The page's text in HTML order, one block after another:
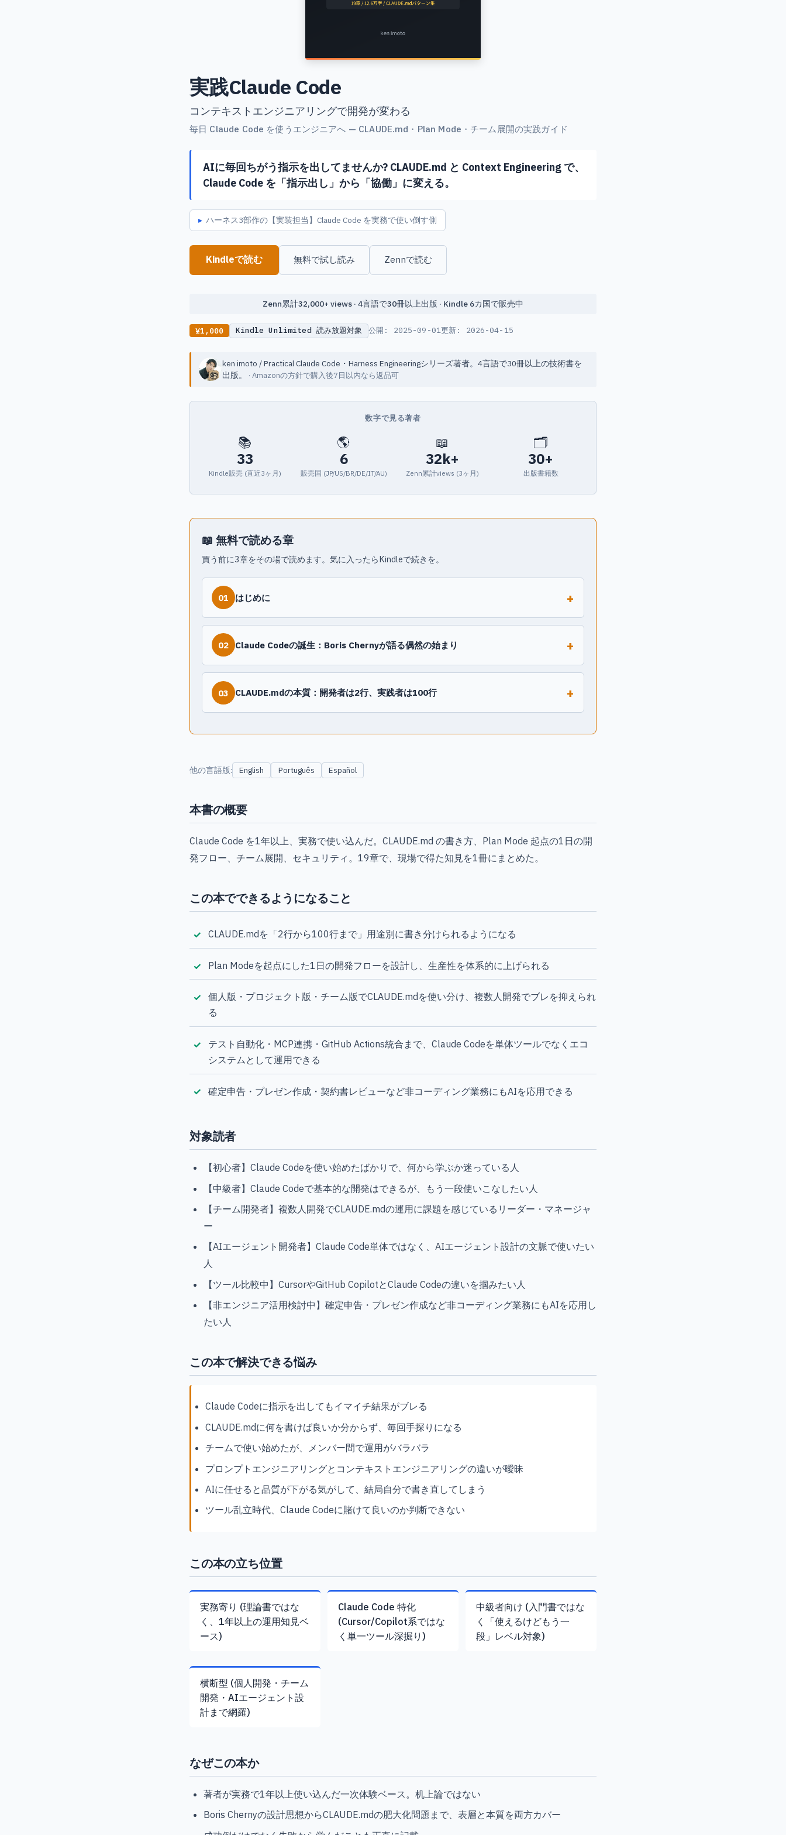
実践Claude Code
コンテキストエンジニアリングで開発が変わる
毎日 Claude Code を使うエンジニアへ — CLAUDE.md・Plan Mode・チーム展開の実践ガイド
AIに毎回ちがう指示を出してませんか? CLAUDE.md と Context Engineering で、
Claude Code を「指示出し」から「協働」に変える。
ハーネス3部作の【実装担当】Claude Code を実務で使い倒す側
Kindleで読む 無料で試し読み Zennで読む
Zenn累計32,000+ views · 4言語で30冊以上出版 · Kindle 6カ国で販売中
¥1,000 Kindle Unlimited 読み放題対象 公開: 2025-09-01更新: 2026-04-15
ken imoto / Practical Claude Code・Harness Engineeringシリーズ著者。4言語で30冊以上の技術書を
出版。
· Amazonの方針で購入後7日以内なら返品可
数字で見る著者
📚
33
Kindle販売 (直近3ヶ月)
🌎
6
販売国 (JP/US/BR/DE/IT/AU)
📖
32k+
Zenn累計views (3ヶ月)
🗂
30+
出版書籍数
📖 無料で読める章
買う前に3章をその場で読めます。気に入ったらKindleで続きを。
01 はじめに +
02 Claude Codeの誕生：Boris Chernyが語る偶然の始まり +
03 CLAUDE.mdの本質：開発者は2行、実践者は100行 +
他の言語版: English Português Español
本書の概要
Claude Code を1年以上、実務で使い込んだ。CLAUDE.md の書き方、Plan Mode 起点の1日の開
発フロー、チーム展開、セキュリティ。19章で、現場で得た知見を1冊にまとめた。
この本でできるようになること
CLAUDE.mdを「2行から100行まで」用途別に書き分けられるようになる
Plan Modeを起点にした1日の開発フローを設計し、生産性を体系的に上げられる
個人版・プロジェクト版・チーム版でCLAUDE.mdを使い分け、複数人開発でブレを抑えられ
る
テスト自動化・MCP連携・GitHub Actions統合まで、Claude Codeを単体ツールでなくエコ
システムとして運用できる
確定申告・プレゼン作成・契約書レビューなど非コーディング業務にもAIを応用できる
対象読者
【初心者】Claude Codeを使い始めたばかりで、何から学ぶか迷っている人
【中級者】Claude Codeで基本的な開発はできるが、もう一段使いこなしたい人
【チーム開発者】複数人開発でCLAUDE.mdの運用に課題を感じているリーダー・マネージャ
ー
【AIエージェント開発者】Claude Code単体ではなく、AIエージェント設計の文脈で使いたい
人
【ツール比較中】CursorやGitHub CopilotとClaude Codeの違いを掴みたい人
【非エンジニア活用検討中】確定申告・プレゼン作成など非コーディング業務にもAIを応用し
たい人
この本で解決できる悩み
Claude Codeに指示を出してもイマイチ結果がブレる
CLAUDE.mdに何を書けば良いか分からず、毎回手探りになる
チームで使い始めたが、メンバー間で運用がバラバラ
プロンプトエンジニアリングとコンテキストエンジニアリングの違いが曖昧
AIに任せると品質が下がる気がして、結局自分で書き直してしまう
ツール乱立時代、Claude Codeに賭けて良いのか判断できない
この本の立ち位置
実務寄り (理論書ではな
く、1年以上の運用知見ベ
ース)
Claude Code 特化
(Cursor/Copilot系ではな
く単一ツール深掘り)
中級者向け (入門書ではな
く「使えるけどもう一
段」レベル対象)
横断型 (個人開発・チーム
開発・AIエージェント設
計まで網羅)
なぜこの本か
著者が実務で1年以上使い込んだ一次体験ベース。机上論ではない
Boris Chernyの設計思想からCLAUDE.mdの肥大化問題まで、表層と本質を両方カバー